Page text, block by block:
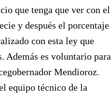
que tenga que ver con el
y después el porcentaje
con esta ley que
Además es voluntario para
Mendioroz.
equipo técnico de la